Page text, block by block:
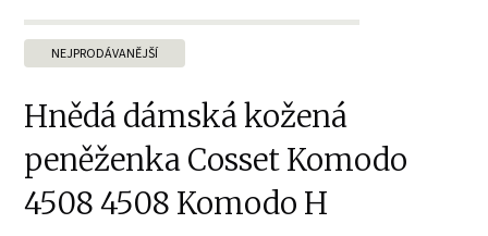
NEJPRODÁVANĚJŠÍ
Hnědá dámská kožená
peněženka Cosset Komodo
4508 4508 Komodo H